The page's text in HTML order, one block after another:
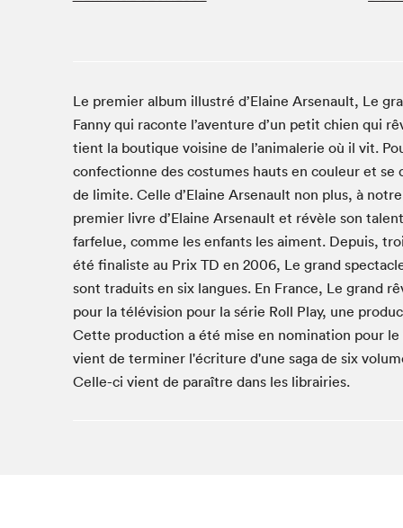
La lecture en cadeau
Le grand jeu de lecture à voix haute du Salon du livre
de Montréal
Lettres québécoises au Salon
Louisiane enracinée et branchée
Mur des illustrateur·rice·s
SLM PRO
Zone Manga
Le premier album illustré d’Elaine Arsenault, Le
Fanny qui raconte l’aventure d’un petit chien qui
tient la boutique voisine de l’animalerie où il vit.
confectionne des costumes hauts en couleur et se
de limite. Celle d’Elaine Arsenault non plus, à
premier livre d’Elaine Arsenault et révèle son
farfelue, comme les enfants les aiment. Depuis,
été finaliste au Prix TD en 2006, Le grand
sont traduits en six langues. En France, Le grand
pour la télévision pour la série Roll Play, une
Cette production a été mise en nomination pour
vient de terminer l'écriture d'une saga de six
Celle-ci vient de paraître dans les librairies.